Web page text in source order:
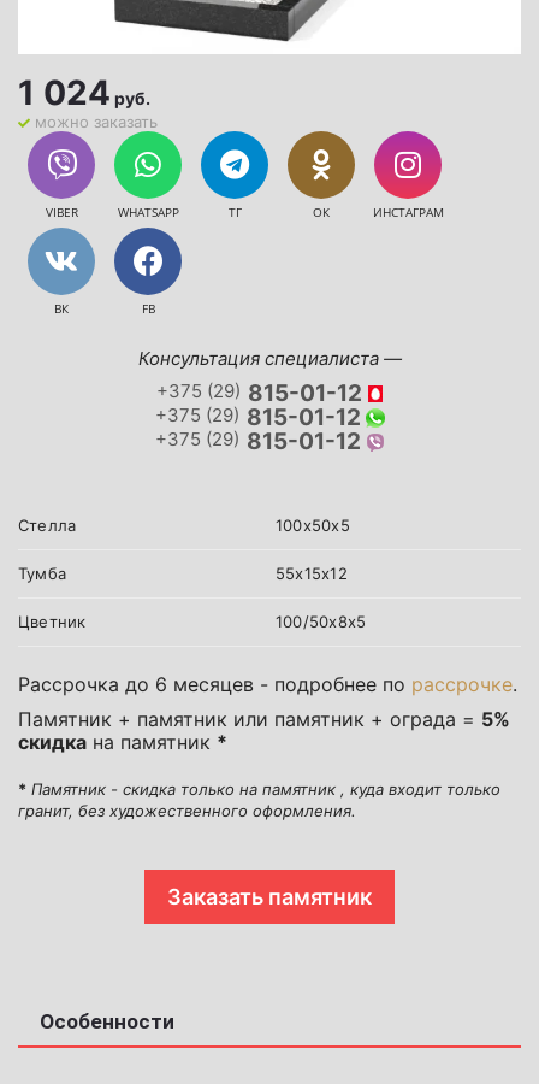
1 024 руб.
можно заказать
VIBER WHATSAPP ТГ ОК ИНСТАГРАМ
ВК FB
Консультация специалиста —
+375 (29) 815-01-12
+375 (29) 815-01-12
+375 (29) 815-01-12
Стелла 100х50х5
Тумба 55х15х12
Цветник 100/50х8х5
Рассрочка до 6 месяцев - подробнее по рассрочке.
Памятник + памятник или памятник + ограда = 5%
скидка на памятник *
* Памятник - скидка только на памятник , куда входит только
гранит, без художественного оформления.
Заказать памятник
Особенности